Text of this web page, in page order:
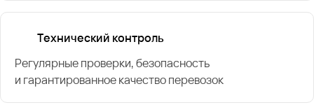
Технический контроль
Регулярные проверки, безопасность
и гарантированное качество перевозок